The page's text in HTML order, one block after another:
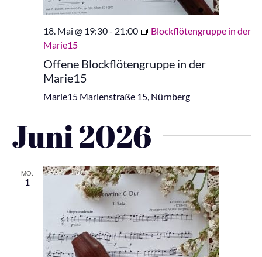
18. Mai @ 19:30- 21:00
Blockflötengruppe in der
Marie15
Offene Blockflötengruppe in der
Marie15
Marie15 Marienstraße 15, Nürnberg
Juni 2026
MO.
1